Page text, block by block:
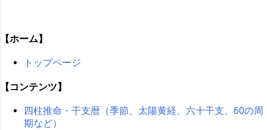
【ホーム】
トップページ
【コンテンツ】
四柱推命・干支暦（季節、太陽黄経、六十干支、60の周
期など）